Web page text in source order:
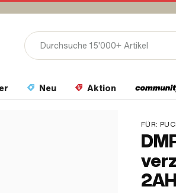
Neu Aktion
FÜR:
2AH